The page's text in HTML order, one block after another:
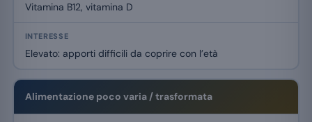
Vitamina B12, vitamina D
Elevato: apporti difficili da coprire con l’età
Alimentazione poco varia / trasformata